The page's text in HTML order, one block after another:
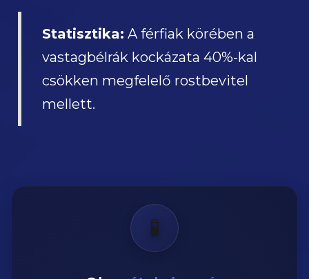
Statisztika: A férfiak körében a
vastagbélrák kockázata 40%-kal
csökken megfelelő rostbevitel
mellett.
🧪